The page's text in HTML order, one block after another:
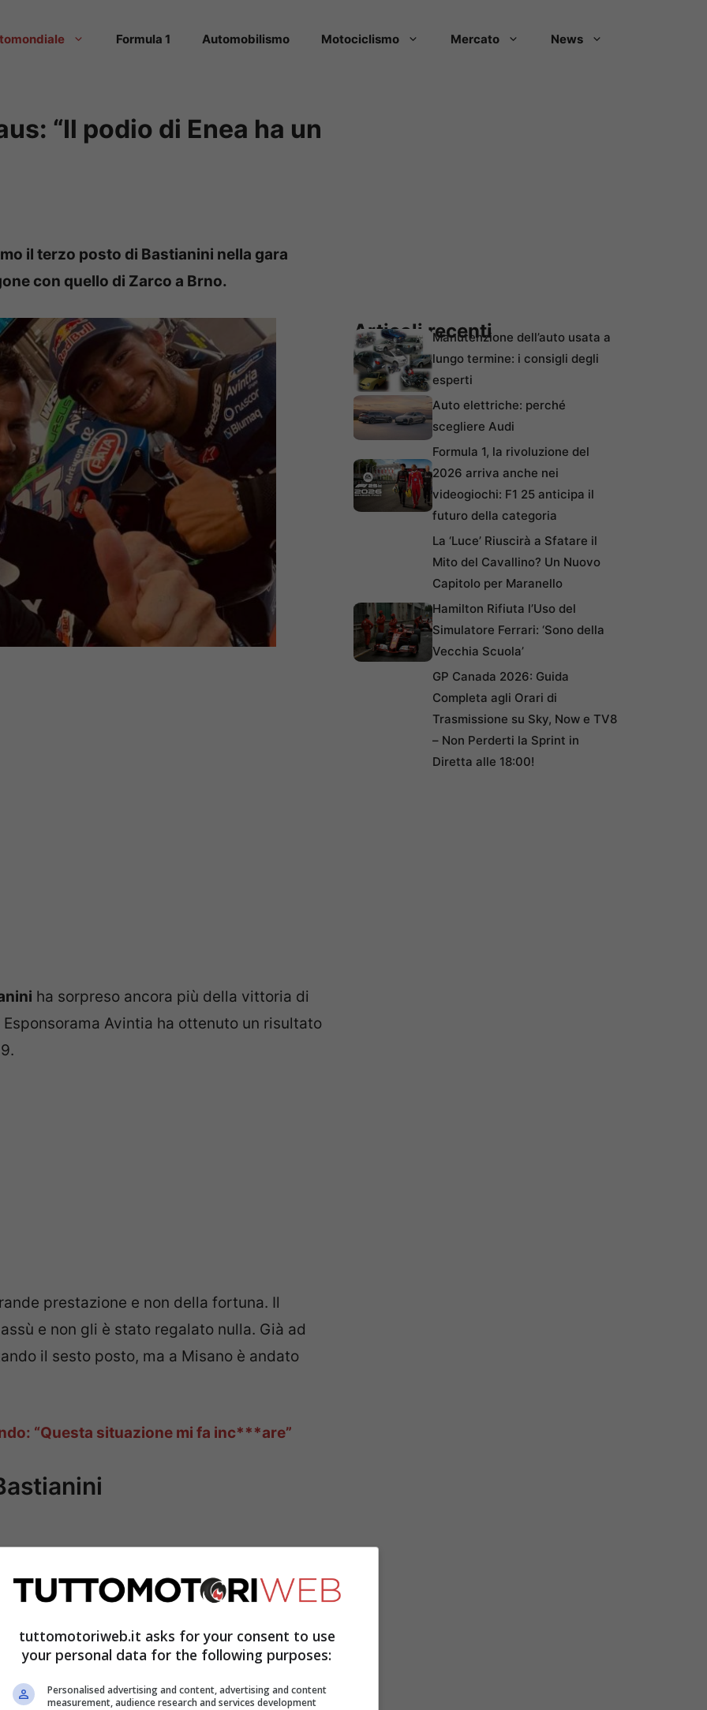
Formula 1 Automobilismo Motociclismo Mercato News
“Il podio di Enea ha un
il terzo posto di Bastianini nella gara
con quello di Zarco a Brno.
ha sorpreso ancora più della vittoria di
Avintia ha ottenuto un risultato
prestazione e non della fortuna. Il
e non gli è stato regalato nulla. Già ad
il sesto posto, ma a Misano è andato
“Questa situazione mi fa inc***are”
Articoli recentiManutenzione dell’auto usata a
lungo termine: i consigli degli
esperti
Auto elettriche: perché
scegliere Audi
Formula 1, la rivoluzione del
2026 arriva anche nei
videogiochi: F1 25 anticipa il
futuro della categoria
La ‘Luce’ Riuscirà a Sfatare il
Mito del Cavallino? Un Nuovo
Capitolo per Maranello
Hamilton Rifiuta l’Uso del
Simulatore Ferrari: ‘Sono della
Vecchia Scuola’
GP Canada 2026: Guida
Completa agli Orari di
Trasmissione su Sky, Now e TV8
– Non Perderti la Sprint in
Diretta alle 18:00!
tuttomotoriweb.it asks for your consent to use
your personal data for the following purposes:
Personalised advertising and content, advertising and content
measurement, audience research and services development